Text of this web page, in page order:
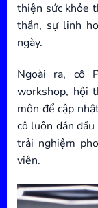
thiện sức khỏe
thần, sự linh
ngày.
Ngoài ra, cô
workshop, hội
môn để cập
cô luôn dẫn
trải nghiệm
viên.